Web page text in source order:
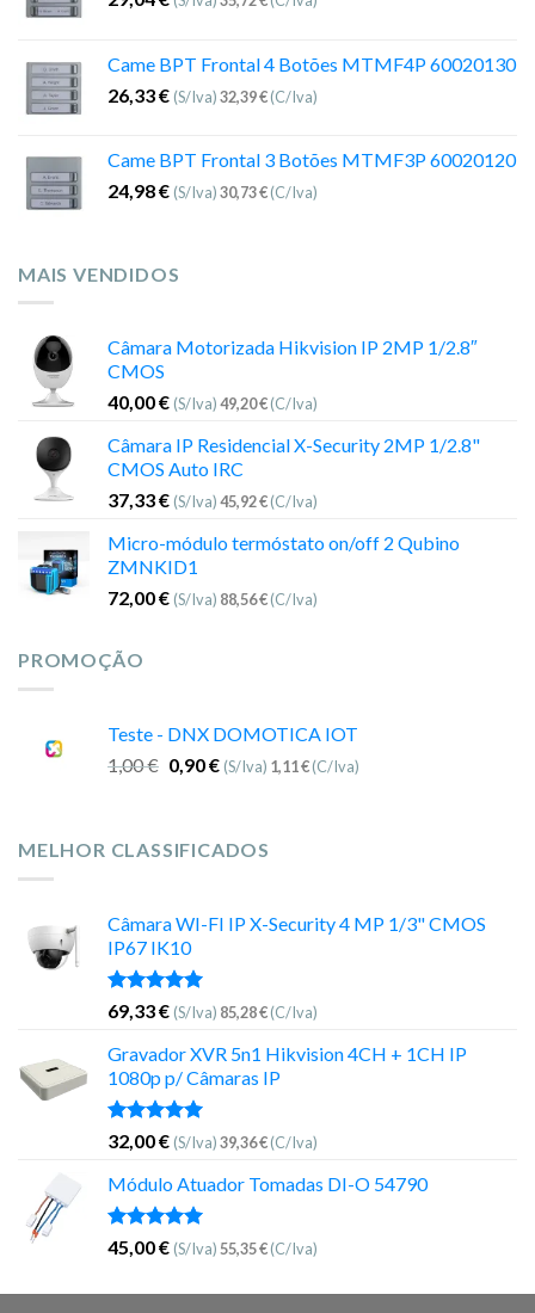
Came BPT Frontal 4 Botões MTMF4P 60020130
26,33€ (S/Iva)32,39€(C/Iva)
Came BPT Frontal 3 Botões MTMF3P 60020120
24,98€ (S/Iva)30,73€(C/Iva)
MAIS VENDIDOS
Câmara Motorizada Hikvision IP 2MP 1/2.8″
CMOS
40,00€ (S/Iva)49,20€(C/Iva)
Câmara IP Residencial X-Security 2MP 1/2.8"
CMOS Auto IRC
37,33€ (S/Iva)45,92€(C/Iva)
Micro-módulo termóstato on/off 2 Qubino
ZMNKID1
72,00€ (S/Iva) 88,56€(C/Iva)
PROMOÇÃO
Teste - DNX DOMOTICA IOT
1,00€ 0,90€ (S/Iva) 1,11€(C/Iva)
MELHOR CLASSIFICADOS
Câmara WI-FI IP X-Security 4 MP 1/3" CMOS
IP67 IK10
Avaliação
5.00
de 5
69,33€ (S/Iva) 85,28€(C/Iva)
Gravador XVR 5n1 Hikvision 4CH + 1CH IP
1080p p/ Câmaras IP
Avaliação
5.00
de 5
32,00€ (S/Iva)39,36€(C/Iva)
Módulo Atuador Tomadas DI-O 54790
Avaliação
5.00
de 5
45,00€ (S/Iva)55,35€(C/Iva)